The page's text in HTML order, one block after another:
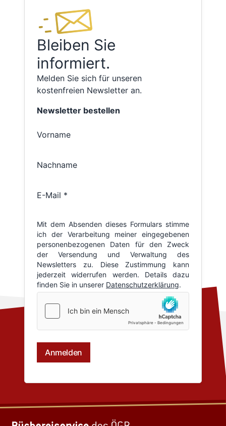
Bleiben Sie
informiert.
Melden Sie sich für unseren
kostenfreien Newsletter an.